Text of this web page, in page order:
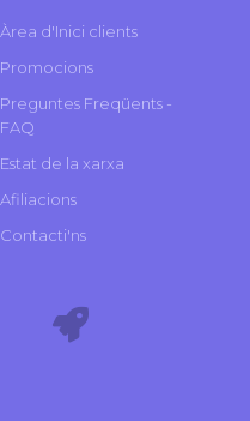
Àrea d'Inici clients
Promocions
Preguntes Freqüents -
FAQ
Estat de la xarxa
Afiliacions
Contacti'ns